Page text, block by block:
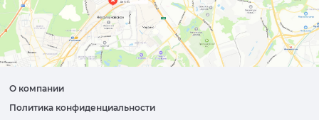
О компании
Политика конфиденциальности